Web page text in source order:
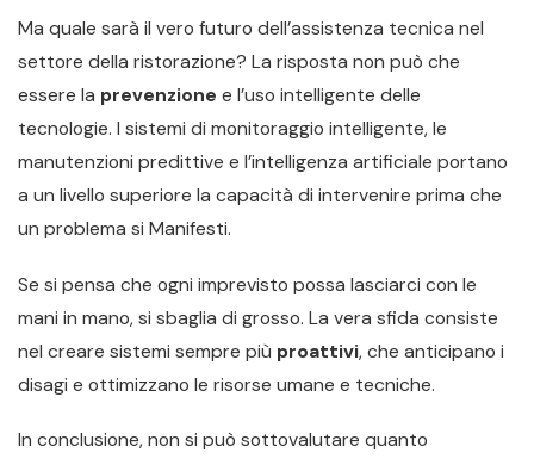
Ma quale sarà il vero futuro dell’assistenza tecnica nel
settore della ristorazione? La risposta non può che
essere la prevenzione e l’uso intelligente delle
tecnologie. I sistemi di monitoraggio intelligente, le
manutenzioni predittive e l’intelligenza artificiale portano
a un livello superiore la capacità di intervenire prima che
un problema si Manifesti.
Se si pensa che ogni imprevisto possa lasciarci con le
mani in mano, si sbaglia di grosso. La vera sfida consiste
nel creare sistemi sempre più proattivi, che anticipano i
disagi e ottimizzano le risorse umane e tecniche.
In conclusione, non si può sottovalutare quanto